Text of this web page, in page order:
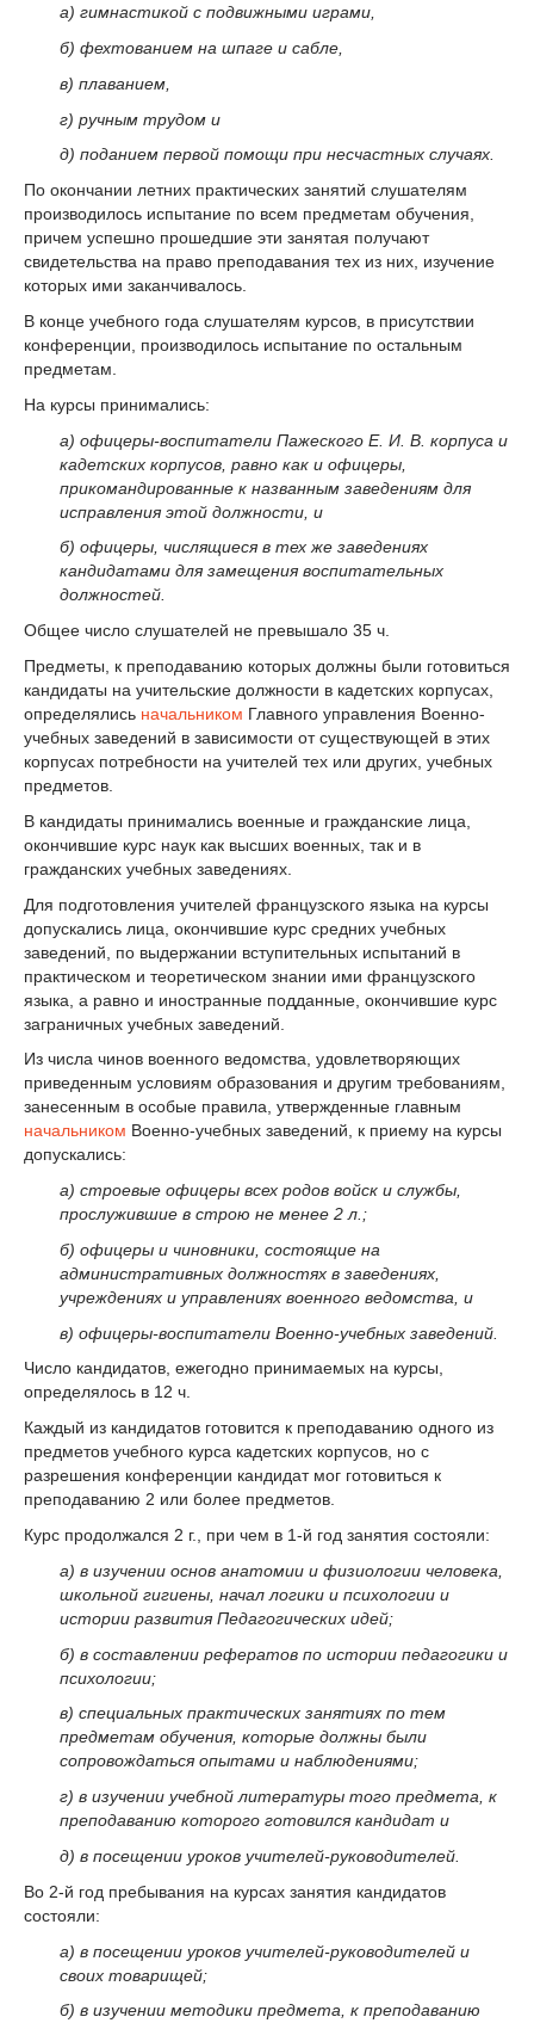
а) гимнастикой с подвижными играми,
б) фехтованием на шпаге и сабле,
в) плаванием,
г) ручным трудом и
д) поданием первой помощи при несчастных случаях.
По окончании летних практических занятий слушателям
производилось испытание по всем предметам обучения,
причем успешно прошедшие эти занятая получают
свидетельства на право преподавания тех из них, изучение
которых ими заканчивалось.
В конце учебного года слушателям курсов, в присутствии
конференции, производилось испытание по остальным
предметам.
На курсы принимались:
а) офицеры-воспитатели Пажеского Е. И. B. корпуса и
кадетских корпусов, равно как и офицеры,
прикомандированные к названным заведениям для
исправления этой должности, и
б) офицеры, числящиеся в тех же заведениях
кандидатами для замещения воспитательных
должностей.
Общее число слушателей не превышало 35 ч.
Предметы, к преподаванию которых должны были готовиться
кандидаты на учительские должности в кадетских корпусах,
опреде­лялись начальником Главного управления Военно-
учебных заведений в зависимости от существующей в этих
корпусах по­требности на учителей тех или других, учебных
предметов.
В кандидаты принимались военные и гражданские лица,
окончившие курс наук как высших военных, так и в
гражданских учебных заведениях.
Для подготовления учителей французского языка на курсы
допускались лица, окончившие курс средних учебных
заведений, по выдержании вступительных испытаний в
практическом и теоретическом знании ими французского
язы­ка, а равно и иностранные подданные, окончившие курс
заграничных учебных заведений.
Из числа чинов военного ведомства, удовлетворяющих
приведенным условиям образования и другим требованиям,
занесенным в особые правила, утвержденные главным
начальником Военно-учебных заведений, к приему на курсы
допускались:
а) строевые офицеры всех родов войск и службы,
прослужившие в строю не менее 2 л.;
б) офицеры и чиновники, состоящие на
административных должностях в заведениях,
учреждениях и управлениях военного ведомства, и
в) офицеры-воспитатели Военно-учебных заведений.
Число кандидатов, ежегодно принимаемых на курсы,
определялось в 12 ч.
Каждый из кандидатов готовится к преподаванию одного из
предметов учебного курса кадетских корпусов, но с
разрешения конференции кандидат мог готовиться к
преподаванию 2 или более предметов.
Курс про­должался 2 г., при чем в 1-й год занятия состояли:
а) в изучении основ анатомии и физиологии человека,
школьной гигиены, начал ло­гики и психологии и
истории развития Педагогических идей;
б) в составлении рефератов по истории педа­гогики и
психологии;
в) специальных практических занятиях по тем
предметам обучения, которые должны были
сопровождаться опытами и наблюдениями;
г) в изучении учебной литературы того пред­мета, к
преподаванию которого готовился канди­дат и
д) в посещении уроков учителей-руководителей.
Во 2-й год пребывания на курсах занятия кандидатов
состояли:
а) в посещении уроков учителей-руководителей и
своих товари­щей;
б) в изучении методики предмета, к преподаванию